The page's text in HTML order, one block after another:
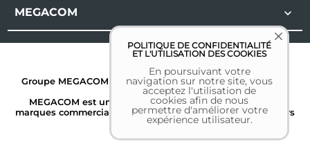
MEGACOM 
POLITIQUE DE CONFIDENTIALITÉ
ET L'UTILISATION DES COOKIES
En poursuivant votre
navigation sur notre site, vous
acceptez l'utilisation de
cookies afin de nous
permettre d'améliorer votre
expérience utilisateur.
Groupe MEGACOM | Tous droits réservés | 2026 |Mentions
légales
MEGACOM est une marque déposée. Toutes les autres
marques commerciales sont la propriété de leurs détenteurs
respectifs.